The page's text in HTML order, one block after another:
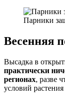
Парники
Весенняя
Высадка в
практически
регионах, разве
условий